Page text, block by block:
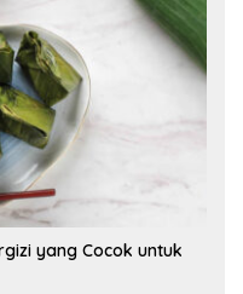
yang Cocok untuk